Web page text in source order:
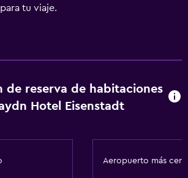
tu viaje.
de reserva de habitaciones
Hotel Eisenstadt
Aeropuerto más